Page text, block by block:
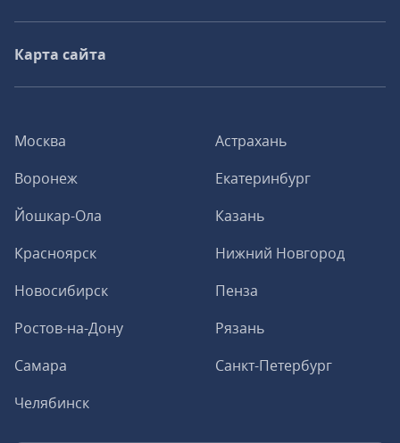
Москва
Астрахань
Воронеж
Екатеринбург
Йошкар-Ола
Казань
Красноярск
Нижний Новгород
Новосибирск
Пенза
Ростов-на-Дону
Рязань
Самара
Санкт-Петербург
Челябинск
Карта сайта